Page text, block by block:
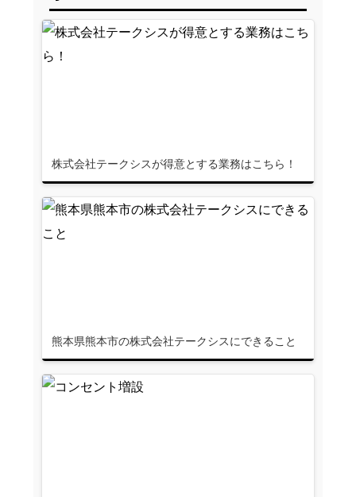
株式会社テークシスが得意とする業務はこちら！
熊本県熊本市の株式会社テークシスにできること